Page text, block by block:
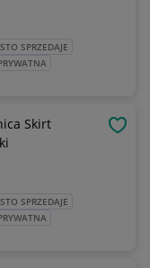
SPRZEDAJE
Skirt
SPRZEDAJE